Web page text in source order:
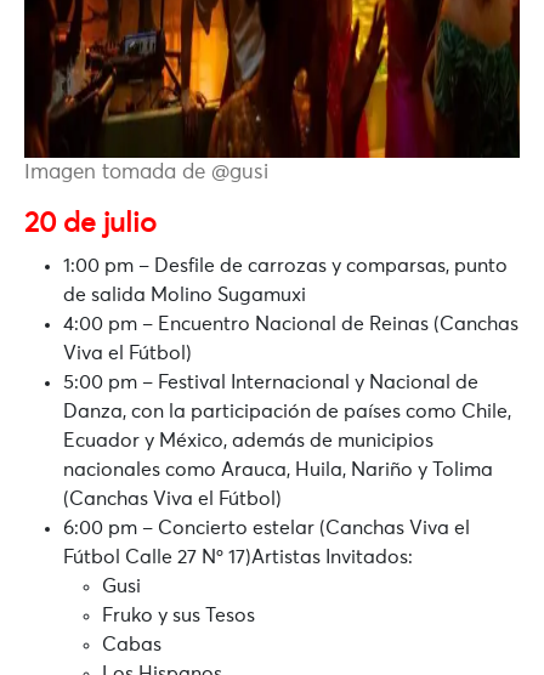
Imagen tomada de @gusi
20 de julio
1:00 pm – Desfile de carrozas y comparsas, punto
de salida Molino Sugamuxi
4:00 pm – Encuentro Nacional de Reinas (Canchas
Viva el Fútbol)
5:00 pm – Festival Internacional y Nacional de
Danza, con la participación de países como Chile,
Ecuador y México, además de municipios
nacionales como Arauca, Huila, Nariño y Tolima
(Canchas Viva el Fútbol)
6:00 pm – Concierto estelar (Canchas Viva el
Fútbol Calle 27 Nº 17)Artistas Invitados:
Gusi
Fruko y sus Tesos
Cabas